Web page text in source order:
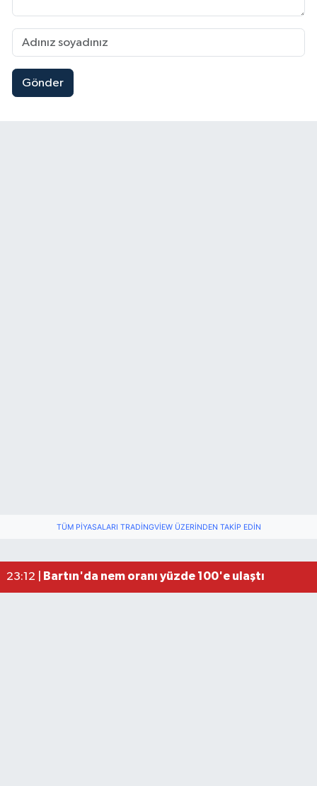
Gönder
TÜM PIYASALARI TRADINGVIEW ÜZERINDEN TAKIP EDIN
23:12 |
Bartın'da nem oranı yüzde 100'e ulaştı